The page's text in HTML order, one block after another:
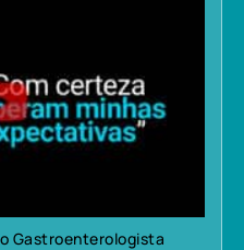
Gastroenterologista